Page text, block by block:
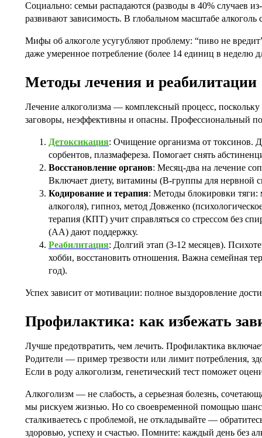
Социально: семьи распадаются (разводы в 40% случаев
развивают зависимость. В глобальном масштабе
Мифы об алкоголе усугубляют проблему: “пиво не
даже умеренное потребление (более 14 единиц в неделю
Методы лечения и реабилитации
Лечение алкоголизма — комплексный процесс,
заговоры, неэффективны и опасны. Профессиональный
Детоксикация: Очищение организма от токсинов.
сорбентов, плазмафереза. Помогает снять
Восстановление органов: Месяц-два на лечение
Включает диету, витамины (B-группы для нервной
Кодирование и терапия: Методы блокировки тяги:
алкоголя), гипноз, метод Довженко
терапия (КПТ) учит справляться со стрессом без
(AA) дают поддержку.
Реабилитация: Долгий этап (3-12 месяцев).
хобби, восстановить отношения. Важна семейная
год).
Успех зависит от мотивации: полное выздоровление
Профилактика: как избежать
Лучше предотвратить, чем лечить. Профилактика
Родители — пример трезвости или лимит потребления,
Если в роду алкоголизм, генетический тест поможет
Алкоголизм — не слабость, а серьезная болезнь,
мы рискуем жизнью. Но со своевременной помощью
сталкиваетесь с проблемой, не откладывайте —
здоровью, успеху и счастью. Помните: каждый день без